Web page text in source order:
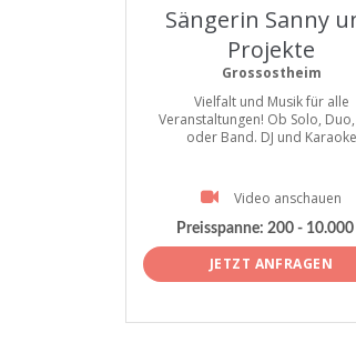
Sängerin Sanny
Projekte
Grossostheim
Vielfalt und Musik für alle
Veranstaltungen! Ob Solo,
oder Band. DJ und Karaoke
Video anschauen
Preisspanne: 200 - 10.000
JETZT ANFRAGEN